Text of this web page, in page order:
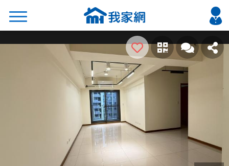
搜尋
熱門關鍵字
2026 台北降價好屋限量釋出
2026 新北降價好屋限量釋出
2026 台中降價好屋限量釋出
2026 台南降價好屋限量釋出
2026 高雄降價好屋限量釋出